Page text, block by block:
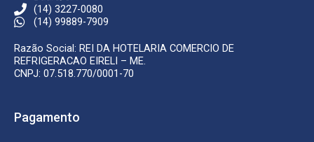
(14) 3227-0080
(14) 99889-7909
Razão Social: REI DA HOTELARIA COMERCIO DE
REFRIGERACAO EIRELI – ME.
CNPJ: 07.518.770/0001-70
Pagamento